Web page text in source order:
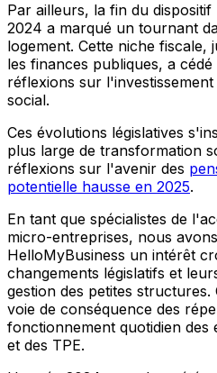
Par ailleurs, la fin du dispositif
2024 a marqué un tournant
logement. Cette niche
les finances publiques, a
réflexions sur
social.
Ces évolutions législatives
plus large de transformation
réflexions sur l'avenir des
potentielle hausse en 2025.
En tant que spécialistes de
micro-entreprises, nous
HelloMyBusiness un intérêt
changements législatifs et
gestion des petites
voie de conséquence des
fonctionnement quotidien des
et des TPE.